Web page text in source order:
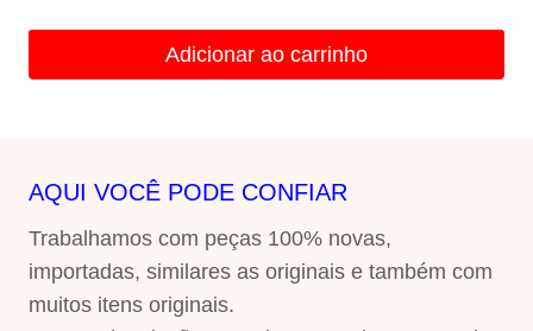
Adicionar ao carrinho
AQUI VOCÊ PODE CONFIAR
Trabalhamos com peças 100% novas,
importadas, similares as originais e também com
muitos itens originais.